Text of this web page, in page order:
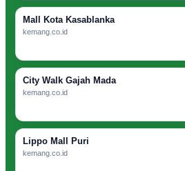
Mall Kota Kasablanka
kemang.co.id
City Walk Gajah Mada
kemang.co.id
Lippo Mall Puri
kemang.co.id